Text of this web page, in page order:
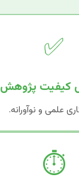
✅
کیفیت پژوهش
علمی و نوآورانه.
⏱️